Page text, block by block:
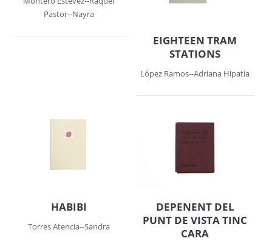
Pastor--Nayra
EIGHTEEN TRAM
STATIONS
López Ramos--Adriana Hipatia
HABIBI
Torres Atencia--Sandra
DEPENENT DEL
PUNT DE VISTA TINC
CARA